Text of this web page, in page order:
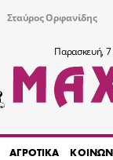
Σταύρος Ορφανίδης
Παρασκευή,
ΑΓΡΟΤΙΚΑ